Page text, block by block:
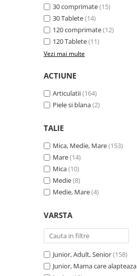
30 comprimate(15)
30 Tablete(14)
120 comprimate(12)
120 Tablete(11)
Vezi mai multe
ACTIUNE
Articulatii(164)
Piele si blana(2)
TALIE
Mica, Medie, Mare(153)
Mare(14)
Mica(10)
Medie(8)
Medie, Mare(4)
VARSTA
Junior, Adult, Senior(158)
Junior, Mama care alapteaza